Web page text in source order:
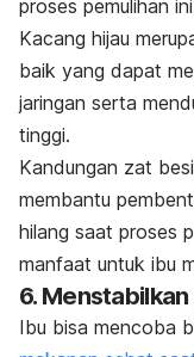
proses pemulihan
Kacang hijau
baik yang dapat
jaringan serta
tinggi.
Kandungan zat
membantu
hilang saat proses
manfaat untuk ibu
6.
Ibu bisa mencoba